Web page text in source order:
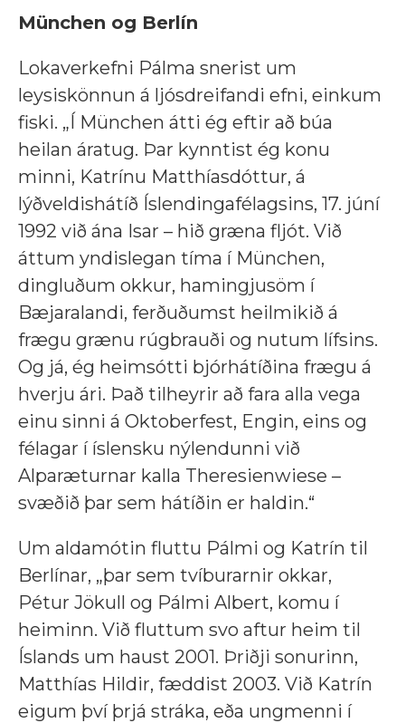
München og Berlín
Lokaverkefni Pálma snerist um
leysiskönnun á ljósdreifandi efni, einkum
fiski. „Í München átti ég eftir að búa
heilan áratug. Þar kynntist ég konu
minni, Katrínu Matthíasdóttur, á
lýðveldishátíð Íslendingafélagsins, 17. júní
1992 við ána Isar – hið græna fljót. Við
áttum yndislegan tíma í München,
dingluðum okkur, hamingjusöm í
Bæjaralandi, ferðuðumst heilmikið á
frægu grænu rúgbrauði og nutum lífsins.
Og já, ég heimsótti bjórhátíðina frægu á
hverju ári. Það tilheyrir að fara alla vega
einu sinni á Oktoberfest, Engin, eins og
félagar í íslensku nýlendunni við
Alparæturnar kalla Theresienwiese –
svæðið þar sem hátíðin er haldin.“
Um aldamótin fluttu Pálmi og Katrín til
Berlínar, „þar sem tvíburarnir okkar,
Pétur Jökull og Pálmi Albert, komu í
heiminn. Við fluttum svo aftur heim til
Íslands um haust 2001. Þriðji sonurinn,
Matthías Hildir, fæddist 2003. Við Katrín
eigum því þrjá stráka, eða ungmenni í